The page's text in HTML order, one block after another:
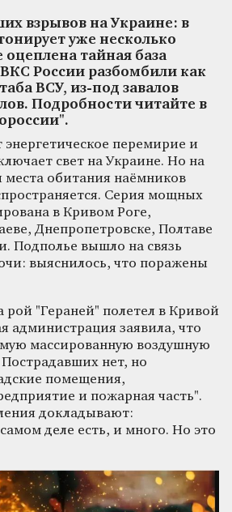
взрывов на Украине: в
уже несколько
оцеплена тайная база
России разбомбили как
ВСУ, из-под завалов
Подробности читайте в
энергетическое перемирие и
свет на Украине. Но на
обитания наёмников
Серия мощных
в Кривом Роге,
Днепропетровске, Полтаве
Подполье вышло на связь
выяснилось, что поражены
рой "Гераней" полетел в Кривой
администрация заявила, что
массированную воздушную
Пострадавших нет, но
помещения,
и пожарная часть".
докладывают:
деле есть, и много. Но это